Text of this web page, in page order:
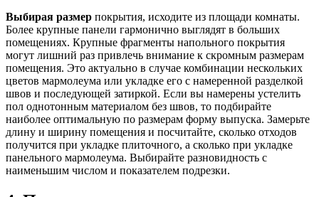
Выбирая размер покрытия, исходите из площади комнаты.
Более крупные панели гармонично выглядят в больших
помещениях. Крупные фрагменты напольного покрытия
могут лишний раз привлечь внимание к скромным размерам
помещения. Это актуально в случае комбинации нескольких
цветов мармолеума или укладке его с намеренной разделкой
швов и последующей затиркой. Если вы намерены устелить
пол однотонным материалом без швов, то подбирайте
наиболее оптимальную по размерам форму выпуска. Замерьте
длину и ширину помещения и посчитайте, сколько отходов
получится при укладке плиточного, а сколько при укладке
панельного мармолеума. Выбирайте разновидность с
наименьшим числом и показателем подрезки.